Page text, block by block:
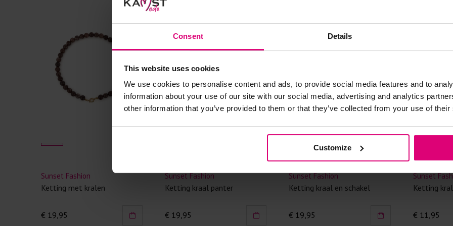
Consent Details
This website uses cookies
We use cookies to personalise content and ads, to provide social media features and to
information about your use of our site with our social media, advertising and analytics
other information that you’ve provided to them or that they’ve collected from your use of
Customize
Gebruik
artikelen
Selecteer
Gebreide
Allereerst:
Was in de
voorkomt
Was zo
Droog het
Controleer
Sunset Fashion
Ketting met kralen
€ 19,95
Sunset Fashion
Ketting kraal panter
€ 19,95
Sunset Fashion
Ketting kraal en schakel
€ 19,95
Sunset
Ketting
€ 11,95